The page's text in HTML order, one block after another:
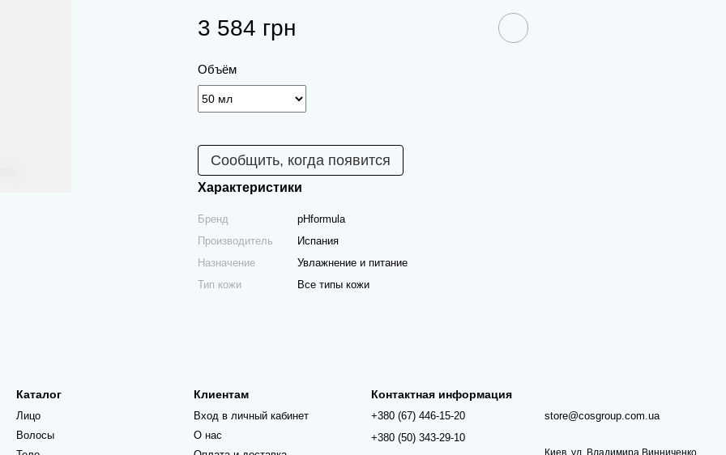
3 584 грн
Объём
Сообщить, когда появится
Характеристики
Бренд
pHformula
Производитель
Испания
Назначение
Увлажнение и питание
Тип кожи
Все типы кожи
Каталог
Лицо
Волосы
Клиентам
Вход в личный кабинет
О нас
Контактная информация
+380 (67) 446-15-20
+380 (50) 343-29-10
store@cosgroup.com.ua
Киев, ул. Владимира Винниченко,